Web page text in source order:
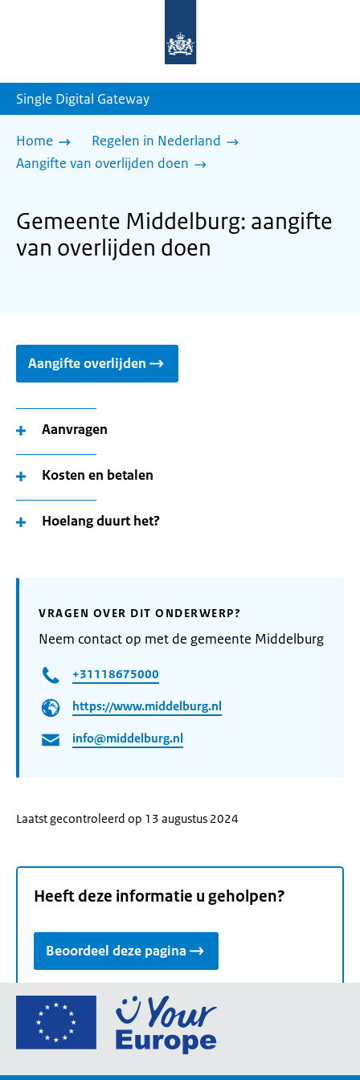
homepage
Single Digital Gateway
Home
Regelen in Nederland
Aangifte van overlijden doen
Gemeente Middelburg: aangifte
van overlijden doen
Aangifte overlijden
Aanvragen
Kosten en betalen
Hoelang duurt het?
VRAGEN OVER DIT ONDERWERP?
Neem contact op met de gemeente Middelburg
+31118675000
https://www.middelburg.nl
info@middelburg.nl
Laatst gecontroleerd op 13 augustus 2024
Heeft deze informatie u geholpen?
Beoordeel deze pagina
Ga
de